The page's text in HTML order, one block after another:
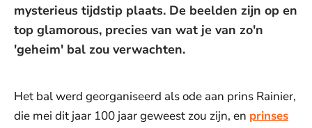
mysterieus tijdstip plaats. De beelden zijn op en
top glamorous, precies van wat je van zo'n
'geheim' bal zou verwachten.
Het bal werd georganiseerd als ode aan prins Rainier,
die mei dit jaar 100 jaar geweest zou zijn, en prinses